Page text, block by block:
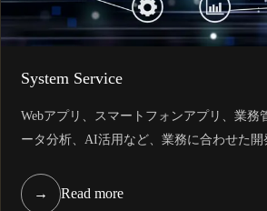
System Service
Webアプリ、スマートフォンアプリ、業務
ータ分析、AI活用など、業務に合わせた開
→ Read more